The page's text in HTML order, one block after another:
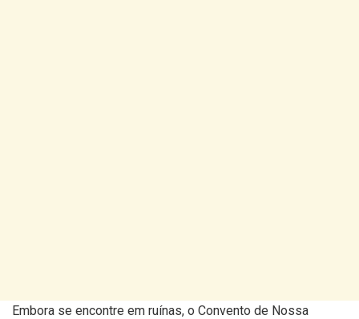
Embora se encontre em ruínas, o Convento de Nossa